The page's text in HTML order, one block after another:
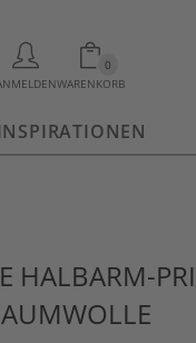
0
WARENKORB
HALBARM-